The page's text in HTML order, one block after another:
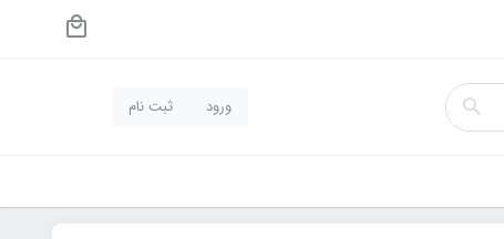
ورود ثبت نام